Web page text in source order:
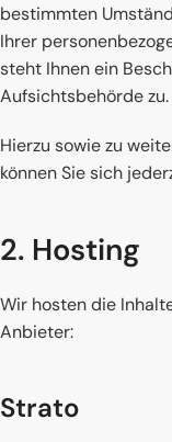
bestimmten
Ihrer
steht Ihnen ein
Aufsichtsbehörde zu.
Hierzu sowie zu
können Sie sich
2. Hosting
Wir hosten die
Anbieter:
Strato